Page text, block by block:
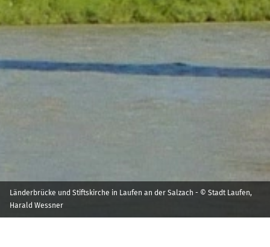
Länderbrücke und Stiftskirche in Laufen an der Salzach - © Stadt Laufen,
Harald Wessner